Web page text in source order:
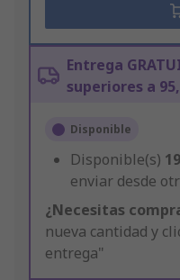
Entrega
superiores a
Disponible
Disponible(s)
enviar desde
¿Necesitas
nueva cantidad y
entrega"